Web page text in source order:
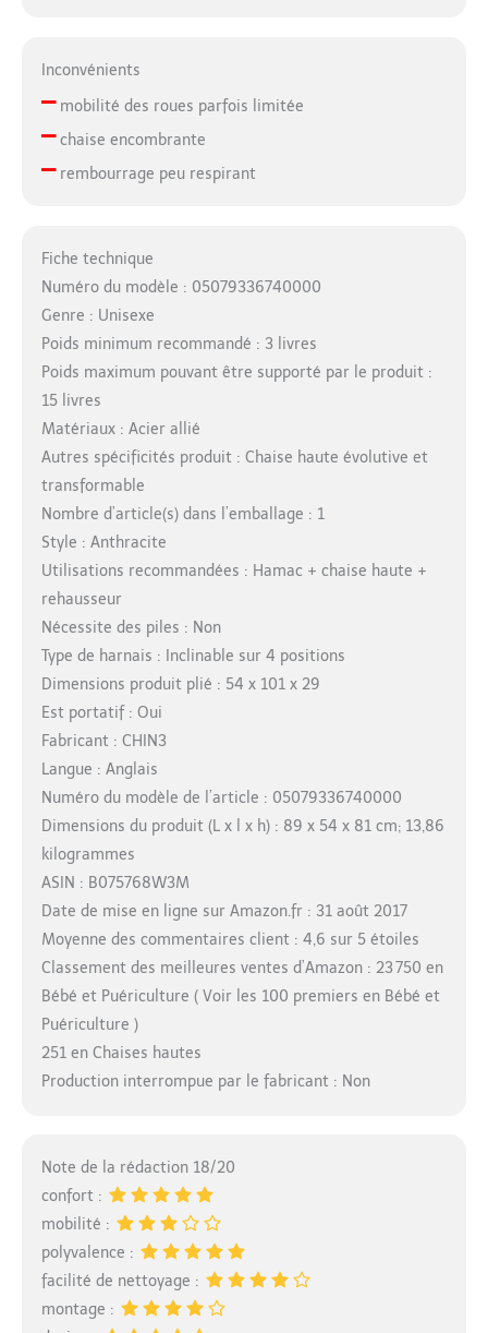
Inconvénients
–mobilité des roues parfois limitée
–chaise encombrante
–rembourrage peu respirant
Fiche technique
Numéro du modèle : 05079336740000
Genre : Unisexe
Poids minimum recommandé : 3 livres
Poids maximum pouvant être supporté par le produit :
15 livres
Matériaux : Acier allié
Autres spécificités produit : Chaise haute évolutive et
transformable
Nombre d’article(s) dans l’emballage : 1
Style : Anthracite
Utilisations recommandées : Hamac + chaise haute +
rehausseur
Nécessite des piles : Non
Type de harnais : Inclinable sur 4 positions
Dimensions produit plié : 54 x 101 x 29
Est portatif : Oui
Fabricant : CHIN3
Langue : Anglais
Numéro du modèle de l’article : 05079336740000
Dimensions du produit (L x l x h) : 89 x 54 x 81 cm; 13,86
kilogrammes
ASIN : B075768W3M
Date de mise en ligne sur Amazon.fr : 31 août 2017
Moyenne des commentaires client : 4,6 sur 5 étoiles
Classement des meilleures ventes d’Amazon : 23 750 en
Bébé et Puériculture ( Voir les 100 premiers en Bébé et
Puériculture )
251 en Chaises hautes
Production interrompue par le fabricant : Non
Note de la rédaction 18/20
confort :
mobilité :
polyvalence :
facilité de nettoyage :
montage :